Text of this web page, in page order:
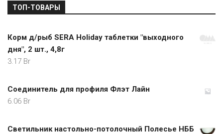
ТОП-ТОВАРЫ
Корм д/рыб SERA Holiday таблетки "выходного
дня", 2 шт., 4,8г
3.17 Br
Соединитель для профиля Флэт Лайн
6.06 Br
Светильник настольно-потолочный Полесье НББ